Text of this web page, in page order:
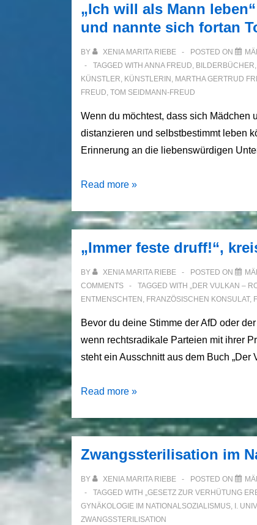
verbrennt
man
auch
am
Ende
Menschen.
„Ich will als Mann
und nannte sich fortan
BY XENIA MARITA RIEBE POSTED ON
TAGGED WITH ANNA FREUD, BILDERBÜCHER,
KÜNSTLER, KÜNSTLERIN , MARTHA GERTRUD
FREUD, TOM SEIDMANN-FREUD
Wenn du möchtest, dass sich Mädchen
distanzieren und selbstbestimmt leben
Erinnerung an die liebenswürdigen
„Ich
als
leben“
beschloss
Sigmund
Freuds
Nichte
und
nannte
fortan
Freud.
Read more »
„Immer feste druff!“,
BY XENIA MARITA RIEBE POSTED ON
COMMENTS
TAGGED WITH „DER VULKAN –
ENTMENSCHTEN , FRANZÖSISCHEN KONSULAT,
Bevor du deine Stimme der AfD oder
wenn rechtsradikale Parteien mit ihrer
steht ein Ausschnitt aus dem Buch
„Immer
druff!“,
das
Goldene
Wiener
Herz
Read more »
Zwangssterilisation im
BY XENIA MARITA RIEBE POSTED ON
TAGGED WITH „GESETZ ZUR VERHÜTUNG
GYNÄKOLOGIE IM NATIONALSOZIALISMUS, I.
ZWANGSSTERILISATION